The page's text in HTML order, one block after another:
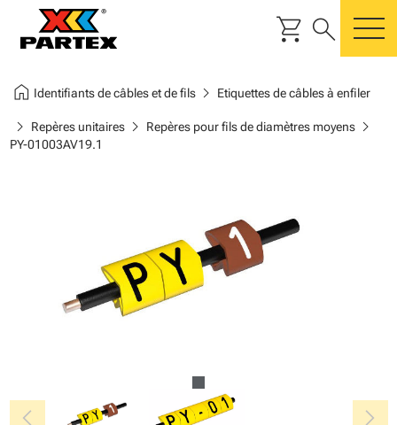
shopping_cart search
home Identifiants de câbles et de filschevron_right Etiquettes de câbles à enfiler
chevron_right Repères unitaireschevron_right Repères pour fils de diamètres moyenschevron_right
PY-01003AV19.1